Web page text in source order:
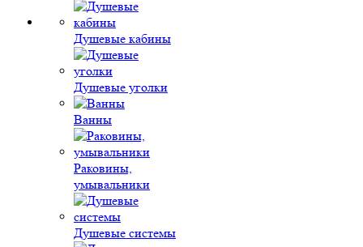
Душевые кабины
Душевые уголки
Ванны
Раковины,
умывальники
Душевые системы